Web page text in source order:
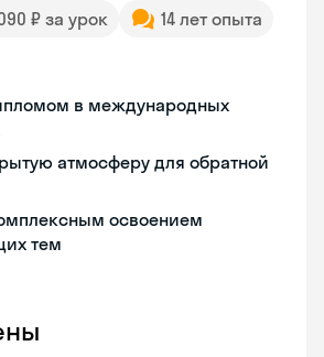
₽ за урок
14 лет опыта
в международных
атмосферу для обратной
освоением
тем